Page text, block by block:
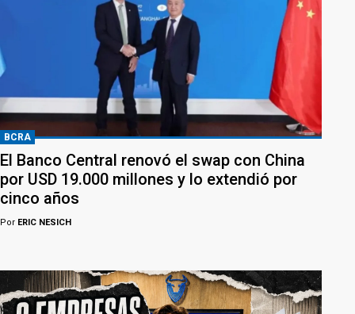
BCRA
El Banco Central renovó el swap con China
por USD 19.000 millones y lo extendió por
cinco años
Por ERIC NESICH